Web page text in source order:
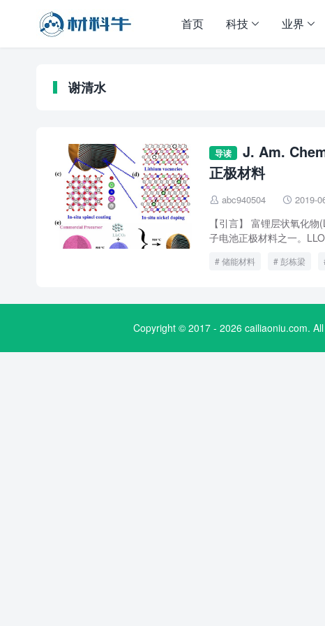
首页 科技 业界
谢清水
导读
J. Am.
正极材料
 abc940504  2019-
【引言】 富锂层状氧化
子电池正极材料之一。
储能材料 彭栋梁
Copyright © 2017 - 2026 cailiaoniu.com.